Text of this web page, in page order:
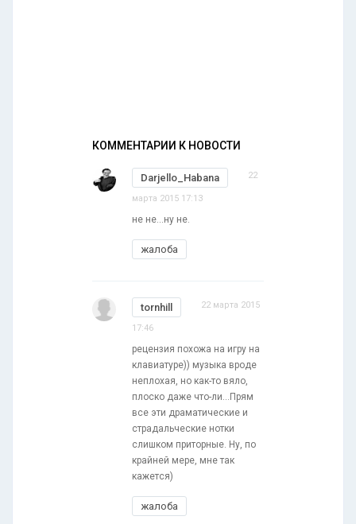
КОММЕНТАРИИ К НОВОСТИ
Darjello_Habana 22
марта 2015 17:13
не не...ну не.
жалоба
tornhill 22 марта 2015
17:46
рецензия похожа на игру на
клавиатуре)) музыка вроде
неплохая, но как-то вяло,
плоско даже что-ли...Прям
все эти драматические и
страдальческие нотки
слишком приторные. Ну, по
крайней мере, мне так
кажется)
жалоба